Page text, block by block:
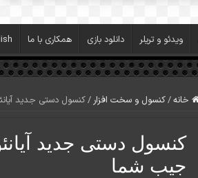
ویدئو و تریلر دانلود بازی همکاری با ما
خانه/کنسول و سخت افزار/کنسول دستی جدید
کنسول دستی جدید
جیب شما